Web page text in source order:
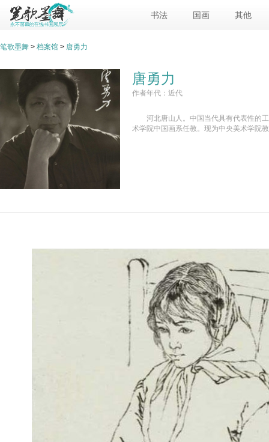
书法 国画 其他
笔歌墨舞 > 档案馆 > 唐勇力
唐勇力
作者年代：近代
河北唐山人。中国当代具有代表性的
术学院中国画系任教。现为中央美术学院